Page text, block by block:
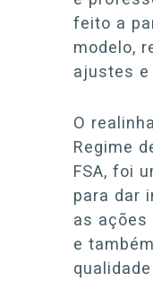
feito a
modelo,
ajustes e
O
Regime
FSA, foi
para dar
as ações
e